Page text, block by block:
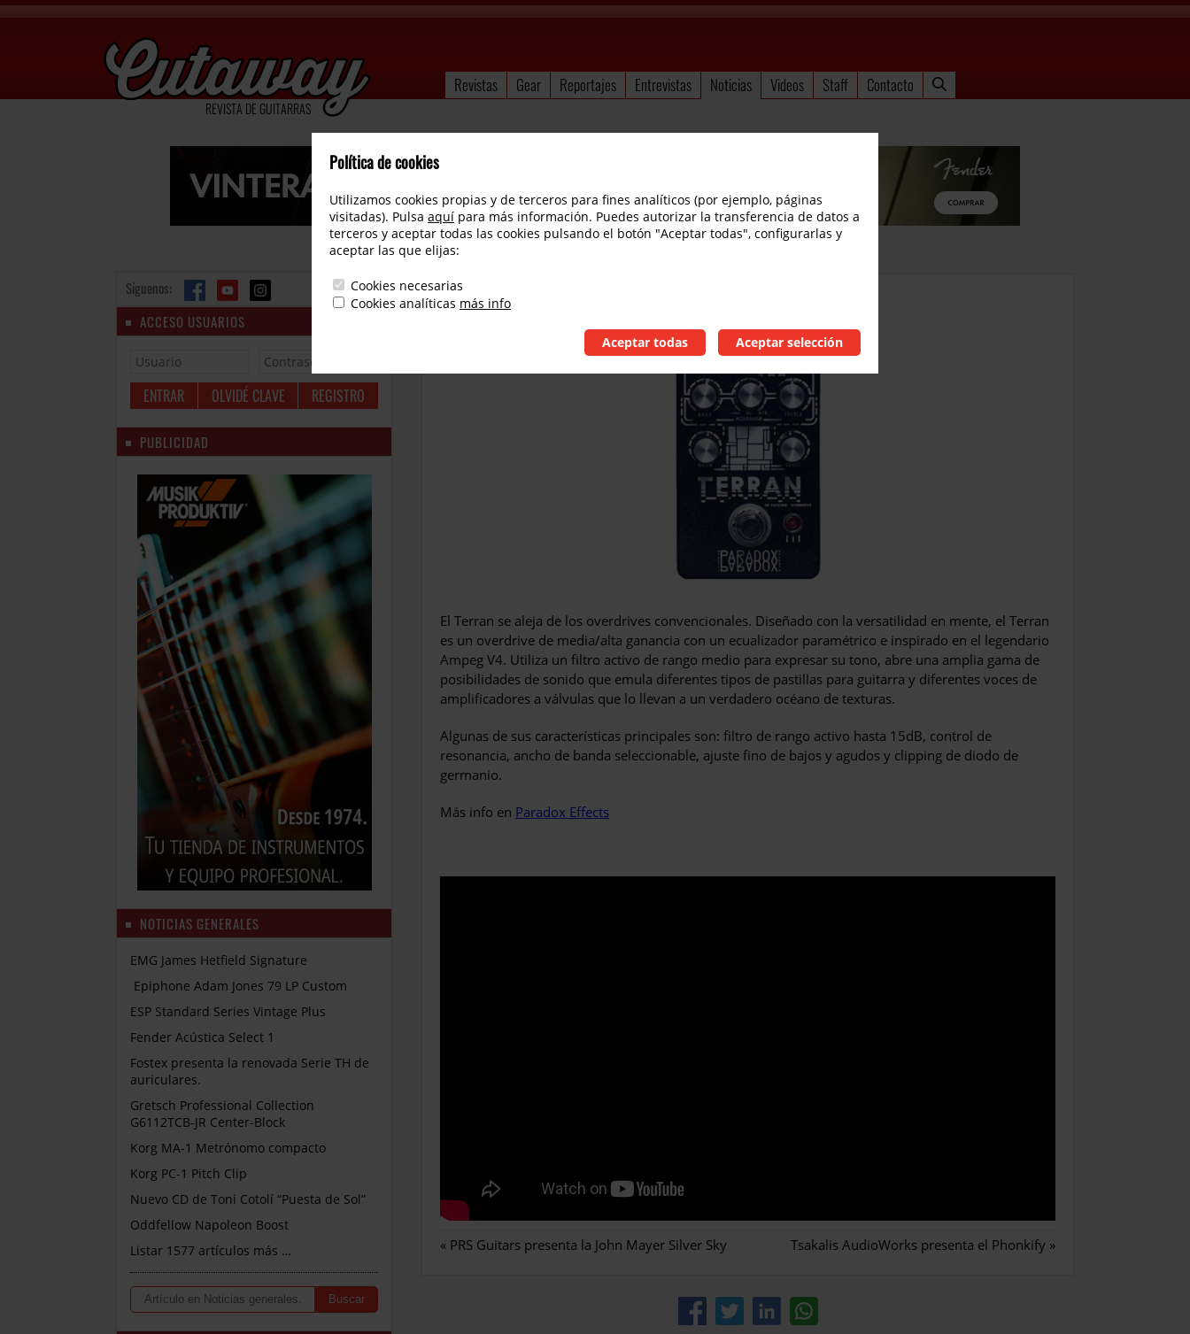
REVISTA DE GUITARRAS
Revistas Gear Reportajes Entrevistas Noticias Videos Staff Contacto
Paradox Effects lanza el Terran Overdrive
El Terran se aleja de los overdrives convencionales. Diseñado con la versatilidad en mente, el Terran
es un overdrive de media/alta ganancia con un ecualizador paramétrico e inspirado en el legendario
Ampeg V4. Utiliza un filtro activo de rango medio para expresar su tono, abre una amplia gama de
posibilidades de sonido que emula diferentes tipos de pastillas para guitarra y diferentes voces de
amplificadores a válvulas que lo llevan a un verdadero océano de texturas.
Algunas de sus características principales son: filtro de rango activo hasta 15dB, control de
resonancia, ancho de banda seleccionable, ajuste fino de bajos y agudos y clipping de diodo de
germanio.
Más info en Paradox Effects
« PRS Guitars presenta la John Mayer Silver Sky Tsakalis AudioWorks presenta el Phonkify »
Síguenos:
ACCESO USUARIOS
OLVIDÉ CLAVE REGISTRO
PUBLICIDAD
NOTICIAS GENERALES
EMG James Hetfield Signature
Epiphone Adam Jones 79 LP Custom
ESP Standard Series Vintage Plus
Fender Acústica Select 1
Fostex presenta la renovada Serie TH de
auriculares.
Gretsch Professional Collection
G6112TCB-JR Center-Block
Korg MA-1 Metrónomo compacto
Korg PC-1 Pitch Clip
Nuevo CD de Toni Cotolí “Puesta de Sol”
Oddfellow Napoleon Boost
Listar 1577 artículos más …
Política de cookies
Utilizamos cookies propias y de terceros para fines analíticos (por ejemplo, páginas
visitadas). Pulsa aquí para más información. Puedes autorizar la transferencia de datos a
terceros y aceptar todas las cookies pulsando el botón "Aceptar todas", configurarlas y
aceptar las que elijas:
Cookies necesarias
Cookies analíticas más info
Aceptar todas Aceptar selección